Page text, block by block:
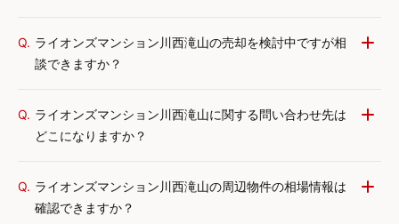
Q. ライオンズマンション川西滝山の売却を検討中ですが相
談できますか？
Q. ライオンズマンション川西滝山に関する問い合わせ先は
どこになりますか？
Q. ライオンズマンション川西滝山の周辺物件の相場情報は
確認できますか？